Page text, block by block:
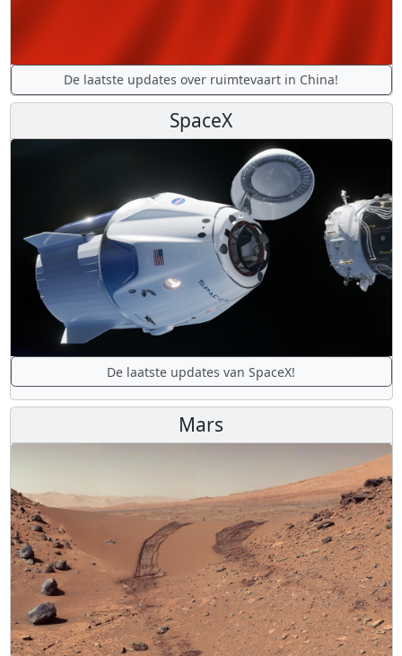
De laatste updates over ruimtevaart in China!
SpaceX
De laatste updates van SpaceX!
Mars